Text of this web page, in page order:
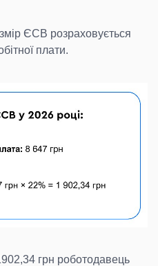
ЄСВ розраховується
плати.
грн роботодавець